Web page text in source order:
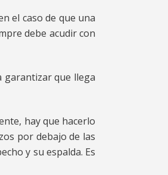
el caso de que una
debe acudir con
garantizar que llega
hay que hacerlo
por debajo de las
y su espalda. Es